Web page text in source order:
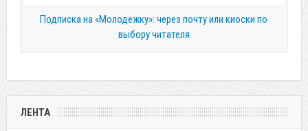
Подписка на «Молодежку»: через почту или киоски по
выбору читателя
ЛЕНТА